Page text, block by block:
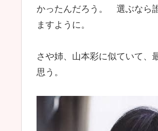
かったんだろう。 選ぶなら
ますように。
さや姉、山本彩に似ていて、
思う。